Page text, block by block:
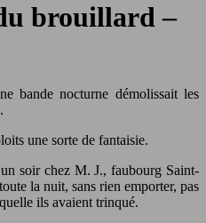
brouillard –
une sorte de fantaisie.
soir chez M. J., faubourg Saint-
la nuit, sans rien emporter, pas
ils avaient trinqué.